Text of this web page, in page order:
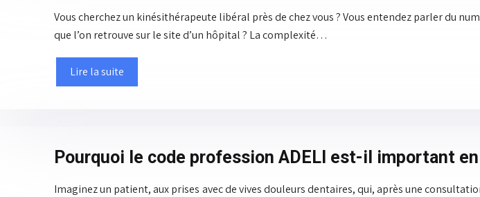
Vous cherchez un kinésithérapeute libéral près de chez vous ? Vous entendez parler du
que l’on retrouve sur le site d’un hôpital ? La complexité…
Lire la suite
Pourquoi le code profession ADELI est-il important
Imaginez un patient, aux prises avec de vives douleurs dentaires, qui, après une